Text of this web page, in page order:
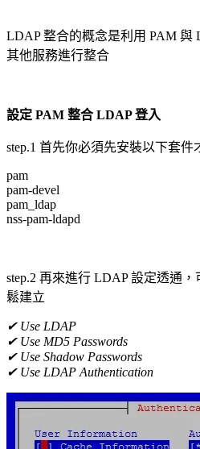
LDAP 整合的概念是利用 PAM 與
其他服務進行整合
設定 PAM 整合 LDAP 登入
step.1 首先你必須先安裝以下套件
pam
pam-devel
pam_ldap
nss-pam-ldapd
step.2 再來進行 LDAP 設定透通，
鬆建立
✔ Use LDAP
✔ Use MD5 Passwords
✔ Use Shadow Passwords
✔ Use LDAP Authentication